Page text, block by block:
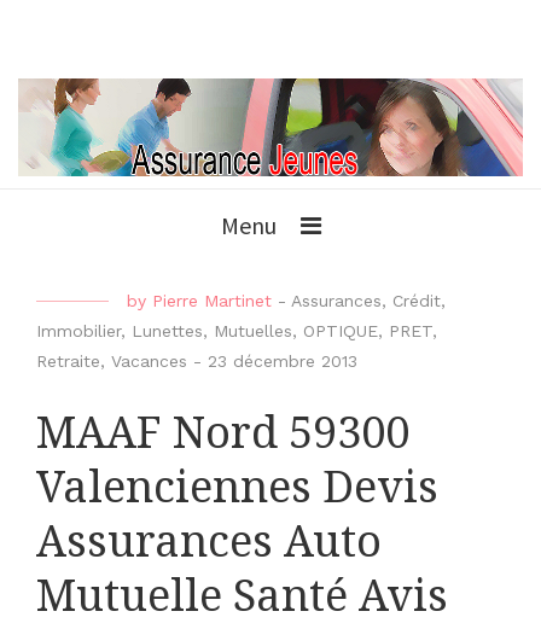
Menu
by Pierre Martinet - Assurances, Crédit,
Immobilier, Lunettes, Mutuelles, OPTIQUE, PRET,
Retraite, Vacances - 23 décembre 2013
MAAF Nord 59300
Valenciennes Devis
Assurances Auto
Mutuelle Santé Avis